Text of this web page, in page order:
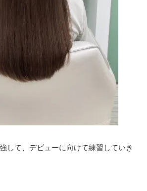
して、デビューに向けて練習していき